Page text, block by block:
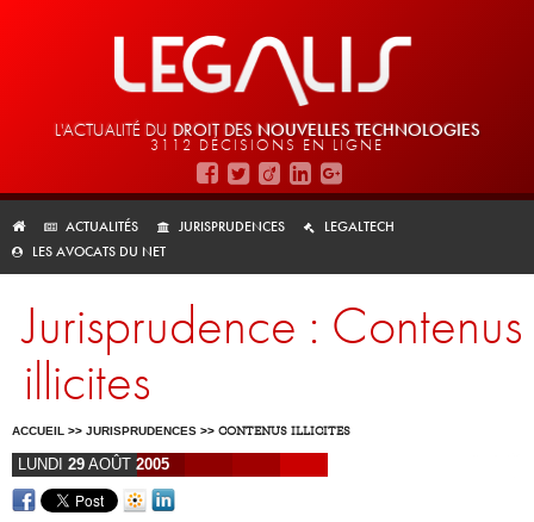
L'ACTUALITÉ DU DROIT DES NOUVELLES TECHNOLOGIES
3112 DÉCISIONS EN LIGNE
ACTUALITÉS JURISPRUDENCES
LEGALTECH
LES AVOCATS DU NET
Jurisprudence : Contenus
illicites
ACCUEIL >> JURISPRUDENCES >> CONTENUS ILLICITES
LUNDI 29 AOÛT 2005